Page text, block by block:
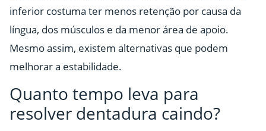
inferior costuma ter menos retenção por causa da
língua, dos músculos e da menor área de apoio.
Mesmo assim, existem alternativas que podem
melhorar a estabilidade.
Quanto tempo leva para
resolver dentadura caindo?